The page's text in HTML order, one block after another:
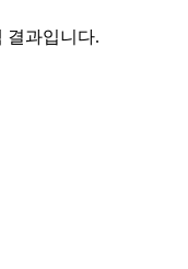
결과입니다.